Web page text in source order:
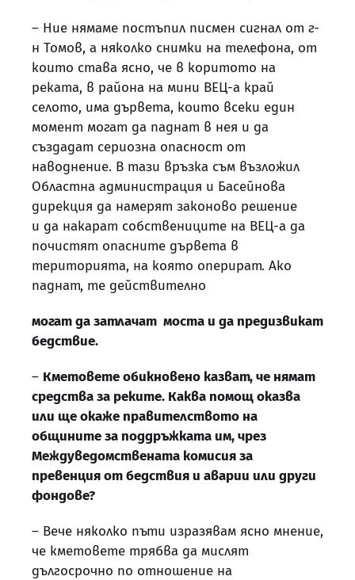
– Ние нямаме постъпил писмен сигнал от г-
н Томов, а няколко снимки на телефона, от
които става ясно, че в коритото на
реката, в района на мини ВЕЦ-а край
селото, има дървета, които всеки един
момент могат да паднат в нея и да
създадат сериозна опасност от
наводнение. В тази връзка съм възложил
Областна администрация и Басейнова
дирекция да намерят законово решение
и да накарат собствениците на ВЕЦ-а да
почистят опасните дървета в
територията, на която оперират. Ако
паднат, те действително
могат да затлачат моста и да предизвикат
бедствие.
– Кметовете обикновено казват, че нямат
средства за реките. Каква помощ оказва
или ще окаже правителството на
общините за поддръжката им, чрез
Междуведомствената комисия за
превенция от бедствия и аварии или други
фондове?
– Вече няколко пъти изразявам ясно мнение,
че кметовете трябва да мислят
дългосрочно по отношение на